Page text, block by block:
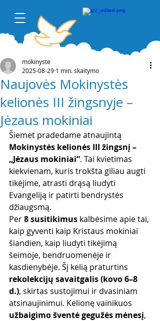
Naujovės Mokinystės
kelionės III žingsnyje –
Jėzaus mokiniai
mokinyste
2025-08-29 1 min. skaitymo
Šiemet pradedame atnaujintą
Mokinystės kelionės III žingsnį –
„Jėzaus mokiniai“. Tai kvietimas
kiekvienam, kuris trokšta giliau augti
tikėjime, atrasti drąsą liudyti
Evangeliją ir patirti bendrystės
džiaugsmą.
Per 8 susitikimus kalbėsime apie tai,
kaip gyventi kaip Kristaus mokiniai
šiandien, kaip liudyti tikėjimą
šeimoje, bendruomenėje ir
kasdienybėje. Šį kelią praturtins
rekolekcijų savaitgalis (kovo 6–8
d.), skirtas sustojimui ir dvasiniam
atsinaujinimui. Kelionę vainikuos
užbaigimo šventė gegužės mėnesį,